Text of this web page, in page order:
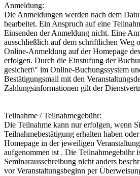
Anmeldung:
Die Anmeldungen werden nach dem
bearbeitet. Ein Anspruch auf eine
Einsenden der Anmeldung nicht. Eine
ausschließlich auf dem schriftlichen Weg
Online-Anmeldung auf der Homepage
erfolgen. Durch die Einstufung der
gesichert\" im Online-Buchungssystem
Bestätigungsmail mit den
Zahlungsinformationen gilt der
Teilnahme / Teilnahmegebühr:
Die Teilnahme kann nur erfolgen, wenn
Teilnahmebestätigung erhalten haben
Homepage in der jeweiligen
aufgenommen ist . Die Teilnahmegebühr
Seminarausschreibung nicht anders
vor Veranstaltungsbeginn per